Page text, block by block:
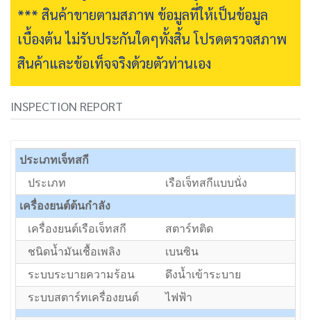
*** สินค้าขายตามสภาพ ข้อมูลที่ให้เป็นข้อมูล
เบื้องต้น ไม่รับประกันใดๆทั้งสิ้น โปรดตรวจสภาพ
สินค้าและข้อเท็จจริงด้วยตัวท่านเอง
INSPECTION REPORT
ประเภทเจ็ทสกี
ประเภท
เรือเจ็ทสกีแบบนั่ง
เครื่องยนต์ต้นกำลัง
เครื่องยนต์เรือเจ็ทสกี
สตาร์ทติด
ชนิดน้ำมันเชื้อเพลิง
เบนซิน
ระบบระบายความร้อน
ดึงน้ำเข้าระบาย
ระบบสตาร์ทเครื่องยนต์
ไฟฟ้า